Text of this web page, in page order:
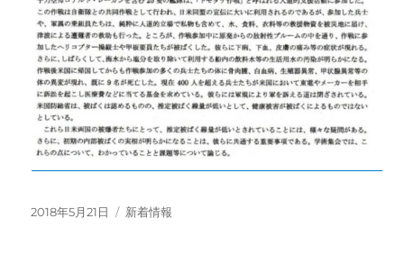
投
2018年5月21日
カ
新着情報